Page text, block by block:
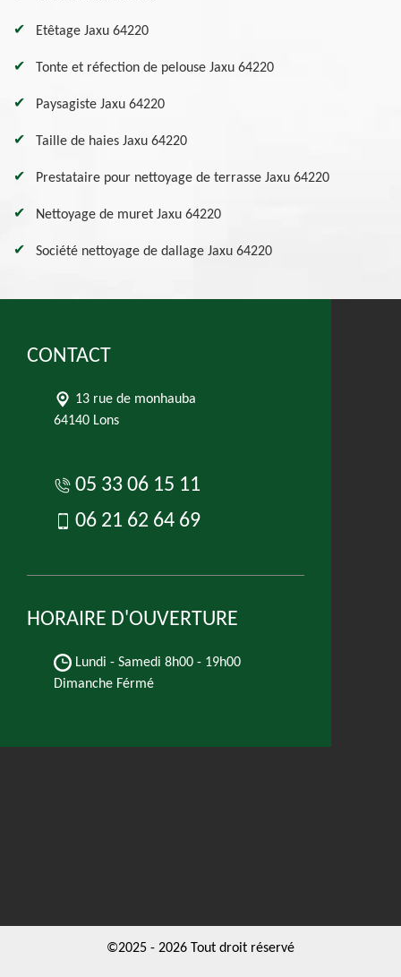
Etêtage Jaxu 64220
Tonte et réfection de pelouse Jaxu 64220
Paysagiste Jaxu 64220
Taille de haies Jaxu 64220
Prestataire pour nettoyage de terrasse Jaxu 64220
Nettoyage de muret Jaxu 64220
Société nettoyage de dallage Jaxu 64220
CONTACT
13 rue de monhauba
64140 Lons
05 33 06 15 11
06 21 62 64 69
HORAIRE D'OUVERTURE
Lundi - Samedi 8h00 - 19h00
Dimanche Férmé
©2025 - 2026 Tout droit réservé